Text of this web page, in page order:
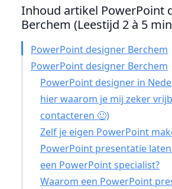
Inhoud artikel PowerPoint
Berchem (Leestijd 2 à 5
PowerPoint designer Berchem
PowerPoint designer Berchem
PowerPoint designer in
hier waarom je mij zeker
contacteren 🙂)
Zelf je eigen PowerPoint
PowerPoint presentatie
een PowerPoint specialist?
Waarom een PowerPoint